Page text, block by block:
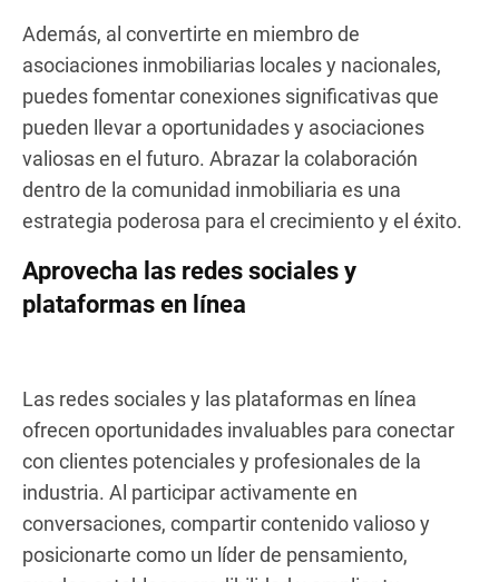
Además, al convertirte en miembro de
asociaciones inmobiliarias locales y nacionales,
puedes fomentar conexiones significativas que
pueden llevar a oportunidades y asociaciones
valiosas en el futuro. Abrazar la colaboración
dentro de la comunidad inmobiliaria es una
estrategia poderosa para el crecimiento y el éxito.
Aprovecha las redes sociales y
plataformas en línea
Las redes sociales y las plataformas en línea
ofrecen oportunidades invaluables para conectar
con clientes potenciales y profesionales de la
industria. Al participar activamente en
conversaciones, compartir contenido valioso y
posicionarte como un líder de pensamiento,